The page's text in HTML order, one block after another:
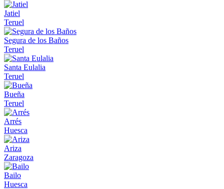
Jatiel
Teruel
Segura de los Baños
Teruel
Santa Eulalia
Teruel
Bueña
Teruel
Arrés
Huesca
Ariza
Zaragoza
Bailo
Huesca